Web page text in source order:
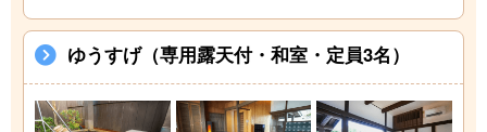
ゆうすげ（専用露天付・和室・定員3名）